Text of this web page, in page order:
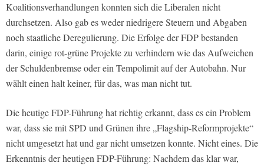
Koalitionsverhandlungen konnten sich die Liberalen nicht
durchsetzen. Also gab es weder niedrigere Steuern und Abgaben
noch staatliche Deregulierung. Die Erfolge der FDP bestanden
darin, einige rot-grüne Projekte zu verhindern wie das Aufweichen
der Schuldenbremse oder ein Tempolimit auf der Autobahn. Nur
wählt einen halt keiner, für das, was man nicht tut.
Die heutige FDP-Führung hat richtig erkannt, dass es ein Problem
war, dass sie mit SPD und Grünen ihre „Flagship-Reformprojekte“
nicht umgesetzt hat und gar nicht umsetzen konnte. Nicht eines. Die
Erkenntnis der heutigen FDP-Führung: Nachdem das klar war,